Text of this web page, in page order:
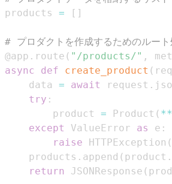
products = [ ]
# プロダクトを作成するためのルート
@app . route ( "/products/" ,
async
def create_product (
    data
= await request .
try :
        product
= Product ( **
except
ValueError as e :
raise HTTPException (
    products
. append ( product .
return
JSONResponse (